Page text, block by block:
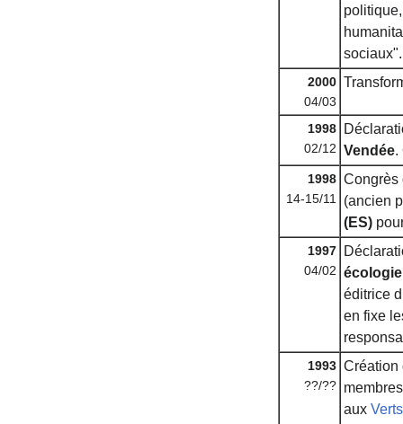
sociaux".
2000
04/03
1998
02/12 Vendée.
1998
14-15/11 (ancien
(ES)
1997
04/02
éditrice
en fixe
1993
??/??
Création
aux Verts